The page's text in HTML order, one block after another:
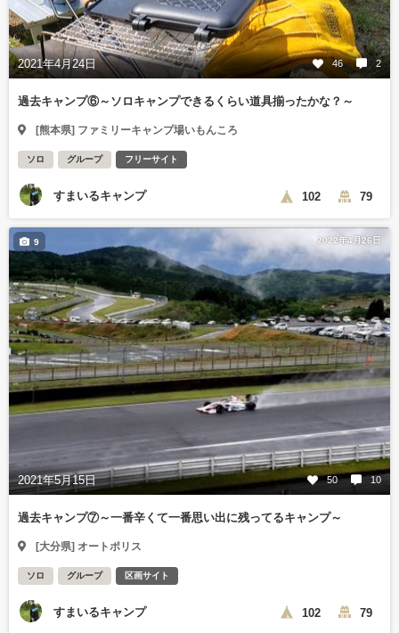
2021年4月24日 46 2
過去キャンプ⑥～ソロキャンプできるくらい道具揃ったかな？～
[熊本県] ファミリーキャンプ場いもんころ
ソロ グループ フリーサイト
すまいるキャンプ 102 79
2022年4月26日
2021年5月15日 50 10
9
過去キャンプ⑦～一番辛くて一番思い出に残ってるキャンプ～
[大分県] オートポリス
ソロ グループ 区画サイト
すまいるキャンプ 102 79